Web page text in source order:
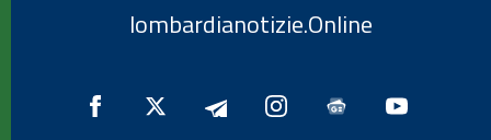
lombardianotizie.Online